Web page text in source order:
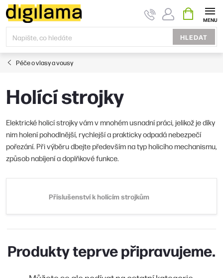
Přejít
na
obsah
HLEDAT
KOŠÍK
Péče o vlasy a vousy
Holící strojky
Elektrické holicí strojky vám v mnohém usnadní práci, jelikož je díky
nim holení pohodlnější, rychlejší a prakticky odpadá nebezpečí
pořezání. Při výběru dbejte především na typ holicího mechanismu,
způsob nabíjení a doplňkové funkce.
Příslušenství k holícím strojkům
Produkty teprve připravujeme.